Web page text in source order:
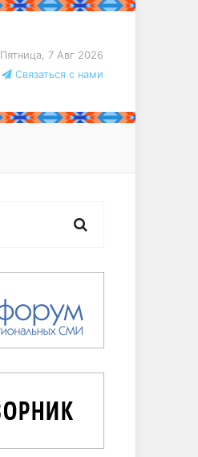
Пятница, 7 Авг 2026
Связаться с нами